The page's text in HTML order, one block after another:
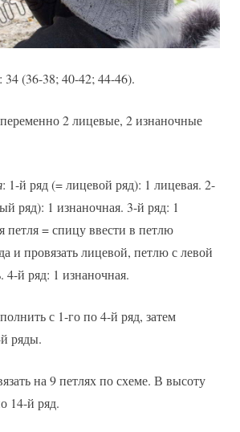
: 34 (36-38; 40-42; 44-46).
2 лицевые, 2 изнаночные
: 1-й ряд (= лицевой ряд): 1 лицевая. 2-
ряд): 1 изнаночная. 3-й ряд: 1
петля = спицу ввести в петлю
и провязать лицевой, петлю с левой
4-й ряд: 1 изнаночная.
с 1-го по 4-й ряд, затем
ряды.
на 9 петлях по схеме. В высоту
14-й ряд.